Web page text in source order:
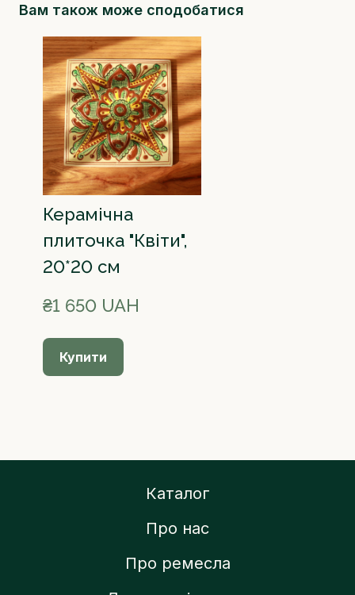
Вам також може сподобатися
Керамічна
плиточка "Квіти",
20*20 см
₴1 650 UAH
Купити
Каталог
Про нас
Про ремесла